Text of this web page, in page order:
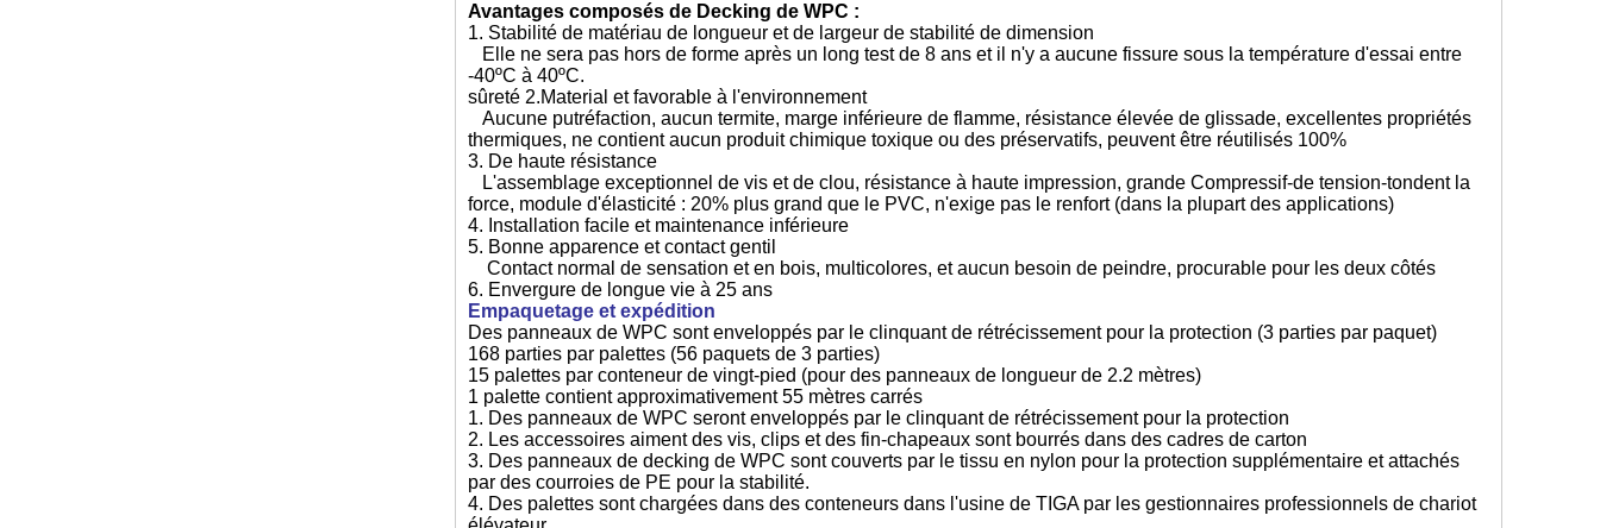
Avantages composés de Decking de WPC :
1. Stabilité de matériau de longueur et de largeur de stabilité de dimension
Elle ne sera pas hors de forme après un long test de 8 ans et il n'y a aucune fissure sous la température d'essai entre
-40ºC à 40ºC.
sûreté 2.Material et favorable à l'environnement
Aucune putréfaction, aucun termite, marge inférieure de flamme, résistance élevée de glissade, excellentes propriétés
thermiques, ne contient aucun produit chimique toxique ou des préservatifs, peuvent être réutilisés 100%
3. De haute résistance
L'assemblage exceptionnel de vis et de clou, résistance à haute impression, grande Compressif-de tension-tondent la
force, module d'élasticité : 20% plus grand que le PVC, n'exige pas le renfort (dans la plupart des applications)
4. Installation facile et maintenance inférieure
5. Bonne apparence et contact gentil
Contact normal de sensation et en bois, multicolores, et aucun besoin de peindre, procurable pour les deux côtés
6. Envergure de longue vie à 25 ans
Empaquetage et expédition
Des panneaux de WPC sont enveloppés par le clinquant de rétrécissement pour la protection (3 parties par paquet)
168 parties par palettes (56 paquets de 3 parties)
15 palettes par conteneur de vingt-pied (pour des panneaux de longueur de 2.2 mètres)
1 palette contient approximativement 55 mètres carrés
1. Des panneaux de WPC seront enveloppés par le clinquant de rétrécissement pour la protection
2. Les accessoires aiment des vis, clips et des fin-chapeaux sont bourrés dans des cadres de carton
3. Des panneaux de decking de WPC sont couverts par le tissu en nylon pour la protection supplémentaire et attachés
par des courroies de PE pour la stabilité.
4. Des palettes sont chargées dans des conteneurs dans l'usine de TIGA par les gestionnaires professionnels de chariot